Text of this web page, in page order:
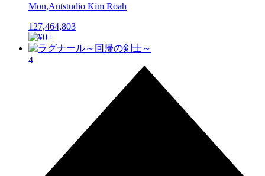
Mon,Antstudio Kim Roah
127,464,803
4